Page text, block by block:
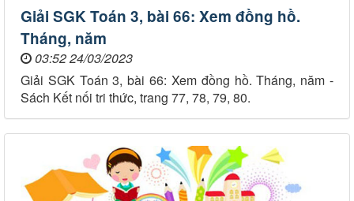
Giải SGK Toán 3, bài 66: Xem đồng hồ.
Tháng, năm
03:52 24/03/2023
Giải SGK Toán 3, bài 66: Xem đồng hồ. Tháng, năm -
Sách Kết nối tri thức, trang 77, 78, 79, 80.